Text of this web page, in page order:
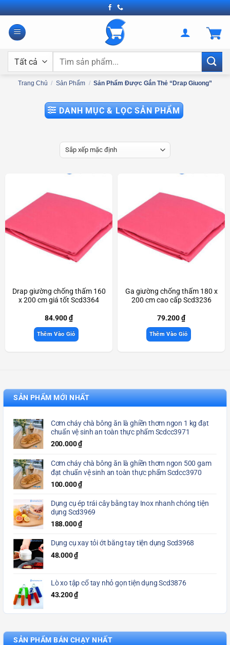
Bỏ
qua
nội
Tìm
Trang Chủ / Sản Phẩm / Sản Phẩm Được Gắn Thẻ “drap Giuong”
DANH MỤC & LỌC SẢN PHẨM
Drap giường chống thấm 160
x 200 cm giá tốt Scd3364
84.900₫
Thêm Vào Giỏ
Ga giường chống thấm 180 x
200 cm cao cấp Scd3236
79.200₫
Thêm Vào Giỏ
SẢN PHẨM MỚI NHẤT
Cơm cháy chà bông ăn là ghiền thơm ngon 1 kg đạt
chuẩn vệ sinh an toàn thực phẩm Scdcc3971
200.000₫
Cơm cháy chà bông ăn là ghiền thơm ngon 500 gam
đạt chuẩn vệ sinh an toàn thực phẩm Scdcc3970
100.000₫
Dụng cụ ép trái cây bằng tay Inox nhanh chóng tiện
dụng Scd3969
188.000₫
Dụng cụ xay tỏi ớt bằng tay tiện dụng Scd3968
48.000₫
Lò xo tập cổ tay nhỏ gọn tiện dụng Scd3876
43.200₫
SẢN PHẨM BÁN CHẠY NHẤT